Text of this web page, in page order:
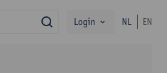
zoekLogin NL EN